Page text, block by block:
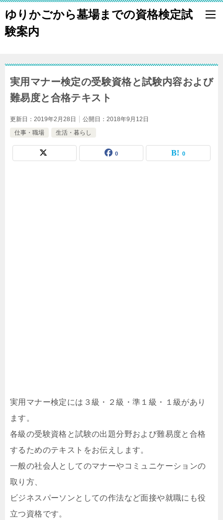
ゆりかごから墓場までの資格検定試
験案内
実用マナー検定の受験資格と試験内容および
難易度と合格テキスト
更新日： 2019年2月28日 公開日： 2018年9月12日
仕事・職場
生活・暮らし
0 0
実用マナー検定には３級・２級・準１級・１級があり
ます。
各級の受験資格と試験の出題分野および難易度と合格
するためのテキストをお伝えします。
一般の社会人としてのマナーやコミュニケーションの
取り方、
ビジネスパーソンとしての作法など面接や就職にも役
立つ資格です。